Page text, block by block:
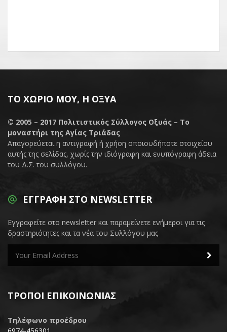
ΤΟ ΧΩΡΙΌ ΜΟΥ, Η ΟΞΥΆ
© 2005 – 2017 Πολιτιστικός Σύλλογος Οξυάς – Το
μοναστήρι της Αγίας Τριάδας
Απαγορεύεται η αντιγραφή ή χρήση οποιουδήποτε στοιχείου
αυτής της σελίδας, χωρίς την ιδιόγραφη και ενυπόγραφη άδεια
του Δ.Σ. του συλλόγου.
ΕΓΓΡΑΦΉ ΣΤΟ NEWSLETTER
Εγγραφείτε στο newsletter και παραμείνετε ενήμεροι για τις
δραστηριότητες και τα νέα του Συλλόγου μας
ΤΡΌΠΟΙ ΕΠΙΚΟΙΝΩΝΊΑΣ
Τηλέφωνο προέδρου